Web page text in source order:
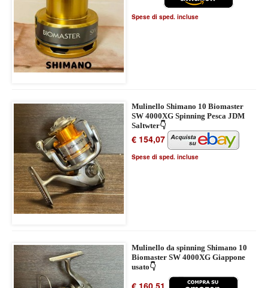
Spese di sped. incluse
Mulinello Shimano 10 Biomaster
SW 4000XG Spinning Pesca JDM
Saltwter👇
€ 154,07
Spese di sped. incluse
Mulinello da spinning Shimano 10
Biomaster SW 4000XG Giappone
usato👇
€ 160,51